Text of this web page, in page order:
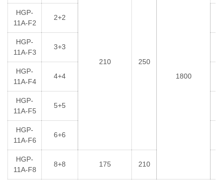
210
250
1800
HGP-
11A-F2
2+2
HGP-
11A-F3
3+3
HGP-
11A-F4
4+4
HGP-
11A-F5
5+5
HGP-
11A-F6
6+6
HGP-
11A-F8
8+8 175 210